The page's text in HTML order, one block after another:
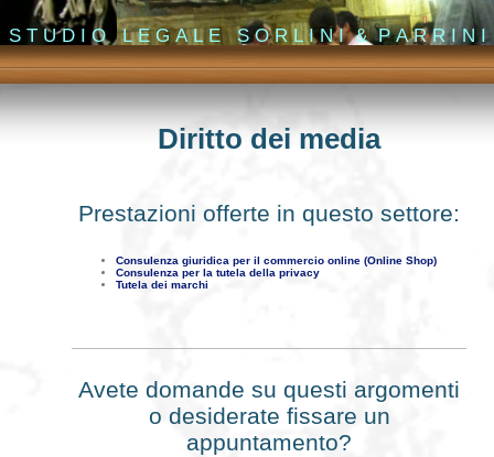
S T U D I O L E G A L E S O R L I N I & P A R R I N I
Diritto dei media
Prestazioni offerte in questo settore:
Consulenza giuridica per il commercio online (Online Shop)
Consulenza per la tutela della privacy
Tutela dei marchi
Avete domande su questi argomenti
o desiderate fissare un
appuntamento?